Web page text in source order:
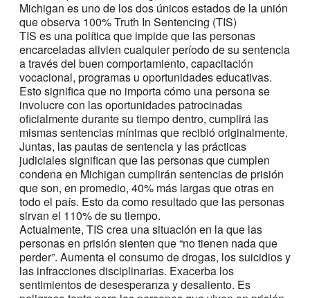
Michigan es uno de los dos únicos estados de la unión
que observa 100% Truth In Sentencing (TIS)
TIS es una política que impide que las personas
encarceladas alivien cualquier período de su sentencia
a través del buen comportamiento, capacitación
vocacional, programas u oportunidades educativas.
Esto significa que no importa cómo una persona se
involucre con las oportunidades patrocinadas
oficialmente durante su tiempo dentro, cumplirá las
mismas sentencias mínimas que recibió originalmente.
Juntas, las pautas de sentencia y las prácticas
judiciales significan que las personas que cumplen
condena en Michigan cumplirán sentencias de prisión
que son, en promedio, 40% más largas que otras en
todo el país. Esto da como resultado que las personas
sirvan el 110% de su tiempo.
Actualmente, TIS crea una situación en la que las
personas en prisión sienten que “no tienen nada que
perder”. Aumenta el consumo de drogas, los suicidios y
las infracciones disciplinarias. Exacerba los
sentimientos de desesperanza y desaliento. Es